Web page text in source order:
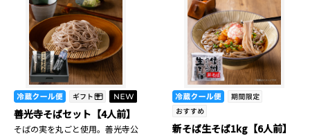
善光寺そばセット【4人前】
そばの実を丸ごと使用。善光寺公
新そば生そば1kg【6人前】